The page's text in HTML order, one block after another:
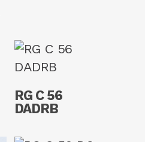
RG C 56
DADRB